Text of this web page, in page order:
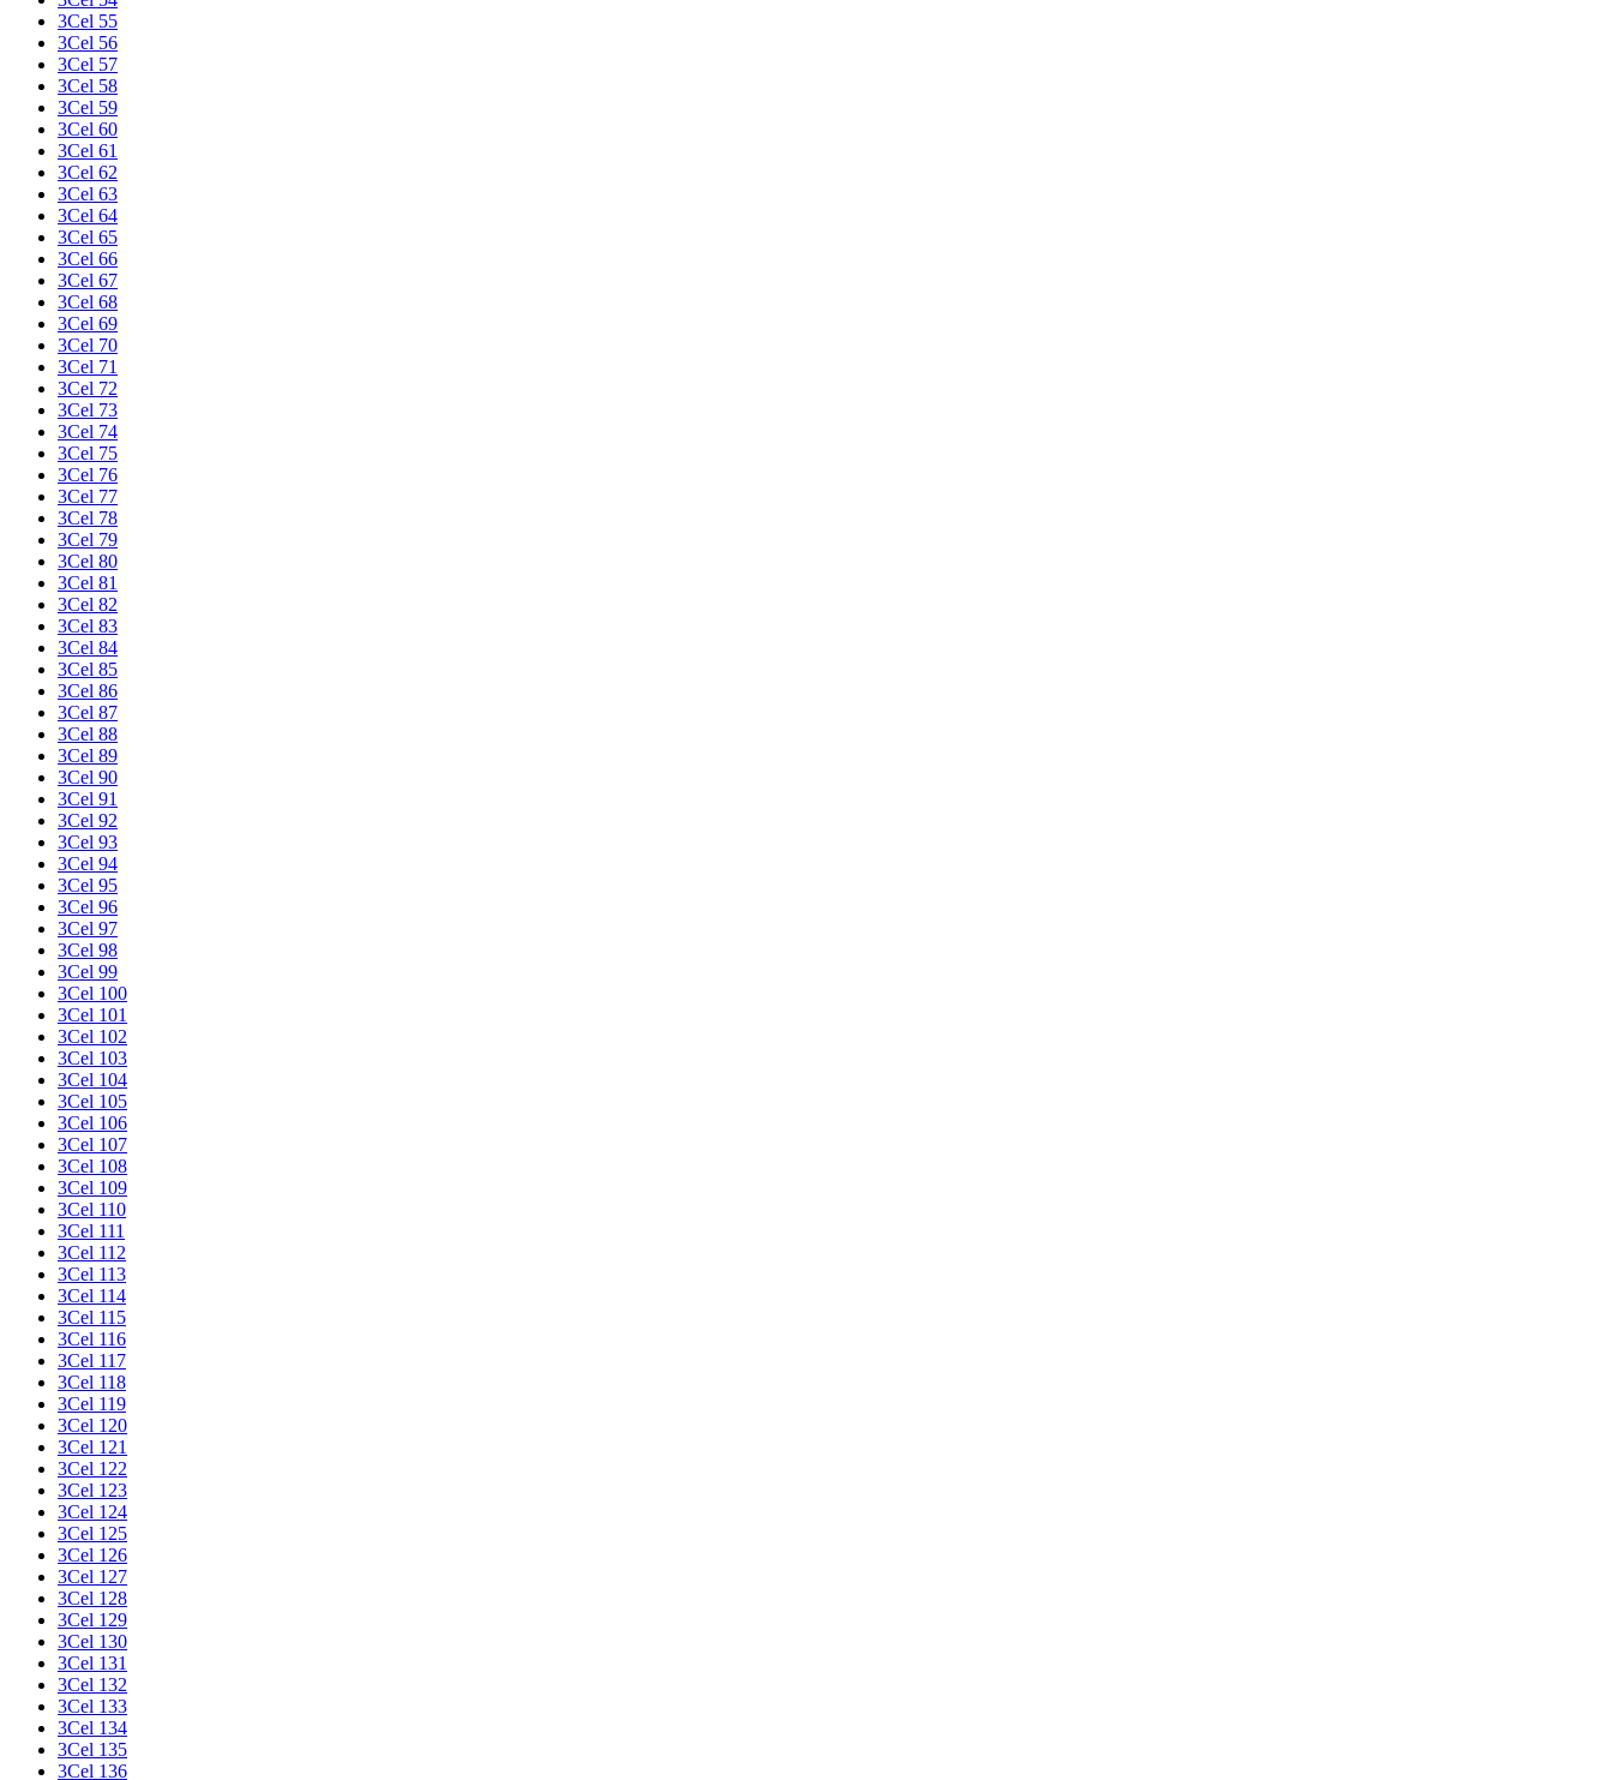
3Cel 55
3Cel 56
3Cel 57
3Cel 58
3Cel 59
3Cel 60
3Cel 61
3Cel 62
3Cel 63
3Cel 64
3Cel 65
3Cel 66
3Cel 67
3Cel 68
3Cel 69
3Cel 70
3Cel 71
3Cel 72
3Cel 73
3Cel 74
3Cel 75
3Cel 76
3Cel 77
3Cel 78
3Cel 79
3Cel 80
3Cel 81
3Cel 82
3Cel 83
3Cel 84
3Cel 85
3Cel 86
3Cel 87
3Cel 88
3Cel 89
3Cel 90
3Cel 91
3Cel 92
3Cel 93
3Cel 94
3Cel 95
3Cel 96
3Cel 97
3Cel 98
3Cel 99
3Cel 100
3Cel 101
3Cel 102
3Cel 103
3Cel 104
3Cel 105
3Cel 106
3Cel 107
3Cel 108
3Cel 109
3Cel 110
3Cel 111
3Cel 112
3Cel 113
3Cel 114
3Cel 115
3Cel 116
3Cel 117
3Cel 118
3Cel 119
3Cel 120
3Cel 121
3Cel 122
3Cel 123
3Cel 124
3Cel 125
3Cel 126
3Cel 127
3Cel 128
3Cel 129
3Cel 130
3Cel 131
3Cel 132
3Cel 133
3Cel 134
3Cel 135
3Cel 136